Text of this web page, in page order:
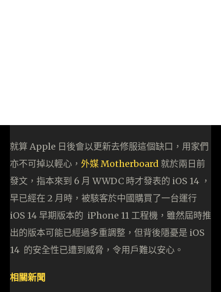
就算 Apple 日後會以更新去修服這個缺口，用家們
亦不可掉以輕心， 外媒 Motherboard 就於兩日前
發文，指本來到 6 月 WWDC 時才發表的 iOS 14 ，
早已經在 2 月時，被駭客於中國購買了一台運行
iOS 14 早期版本的 iPhone 11 工程機，雖然屆時推
出的版本可能已經過多重調整，但背後隱憂是 iOS
14 的安全性已遭到威脅，令用戶難以安心。
相關新聞